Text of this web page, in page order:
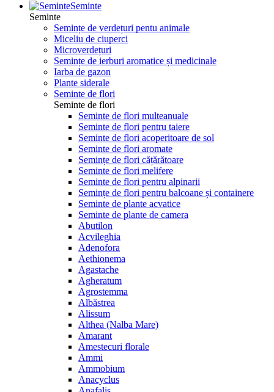
Seminte
Seminte
Semințe de verdețuri pentu animale
Miceliu de ciuperci
Microverdețuri
Semințe de ierburi aromatice și medicinale
Iarba de gazon
Plante siderale
Seminte de flori
Seminte de flori
Seminte de flori multeanuale
Seminte de flori pentru taiere
Seminte de flori acoperitoare de sol
Seminte de flori aromate
Semințe de flori cățărătoare
Seminte de flori melifere
Seminte de flori pentru alpinarii
Semințe de flori pentru balcoane și containere
Seminte de plante acvatice
Seminte de plante de camera
Abutilon
Acvileghia
Adenofora
Aethionema
Agastache
Agheratum
Agrostemma
Albăstrea
Alissum
Althea (Nalba Mare)
Amarant
Amestecuri florale
Ammi
Ammobium
Anacyclus